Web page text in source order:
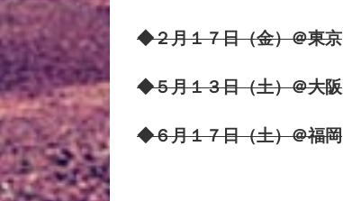
◆２月１７日（金）＠東京
◆５月１３日（土）＠大阪
◆６月１７日（土）＠福岡